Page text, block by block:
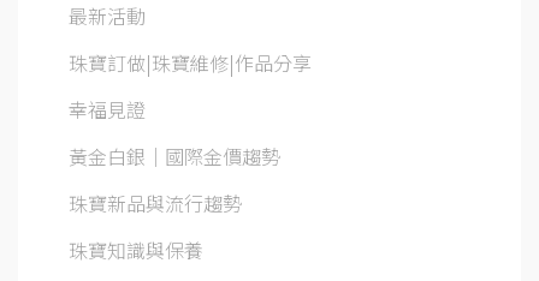
最新活動
珠寶訂做|珠寶維修|作品分享
幸福見證
黃金白銀│國際金價趨勢
珠寶新品與流行趨勢
珠寶知識與保養